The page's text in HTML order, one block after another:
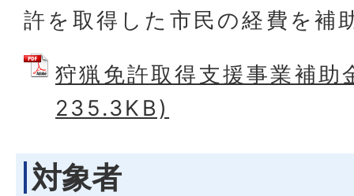
許を取得した市民の経費を補
狩猟免許取得支援事業補
235.3KB)
対象者